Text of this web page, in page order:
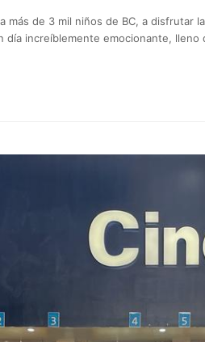
de 3 mil niños de BC, a disfrutar
día increíblemente emocionante, lleno